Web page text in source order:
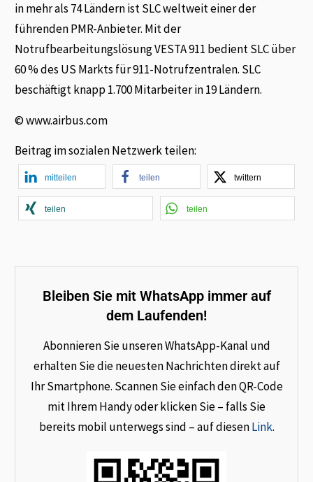
in mehr als 74 Ländern ist SLC weltweit einer der
führenden PMR-Anbieter. Mit der
Notrufbearbeitungslösung VESTA 911 bedient SLC über
60 % des US Markts für 911-Notrufzentralen. SLC
beschäftigt knapp 1.700 Mitarbeiter in 19 Ländern.
© www.airbus.com
Beitrag im sozialen Netzwerk teilen:
mitteilen teilen twittern
teilen teilen
Bleiben Sie mit WhatsApp immer auf
dem Laufenden!
Abonnieren Sie unseren WhatsApp-Kanal und
erhalten Sie die neuesten Nachrichten direkt auf
Ihr Smartphone. Scannen Sie einfach den QR-Code
mit Ihrem Handy oder klicken Sie – falls Sie
bereits mobil unterwegs sind – auf diesenLink.